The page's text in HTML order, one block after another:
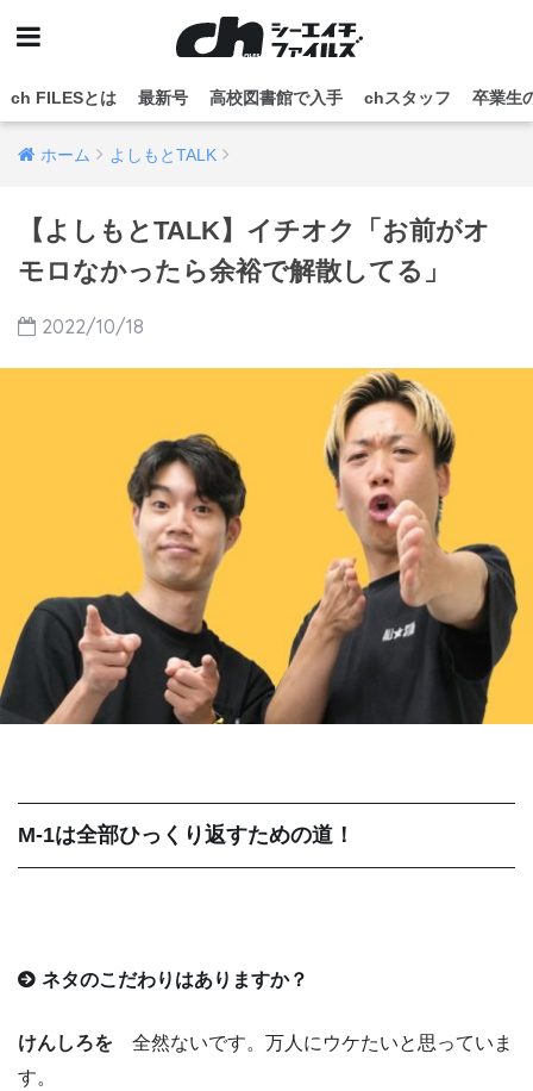
ch FILESとは 最新号 高校図書館で入手 chスタッフ 卒業生
ホーム よしもとTALK
【よしもとTALK】イチオク「お前がオ
モロなかったら余裕で解散してる」
2022/10/18
M-1は全部ひっくり返すための道！
ネタのこだわりはありますか？
けんしろを 全然ないです。万人にウケたいと思っていま
す。